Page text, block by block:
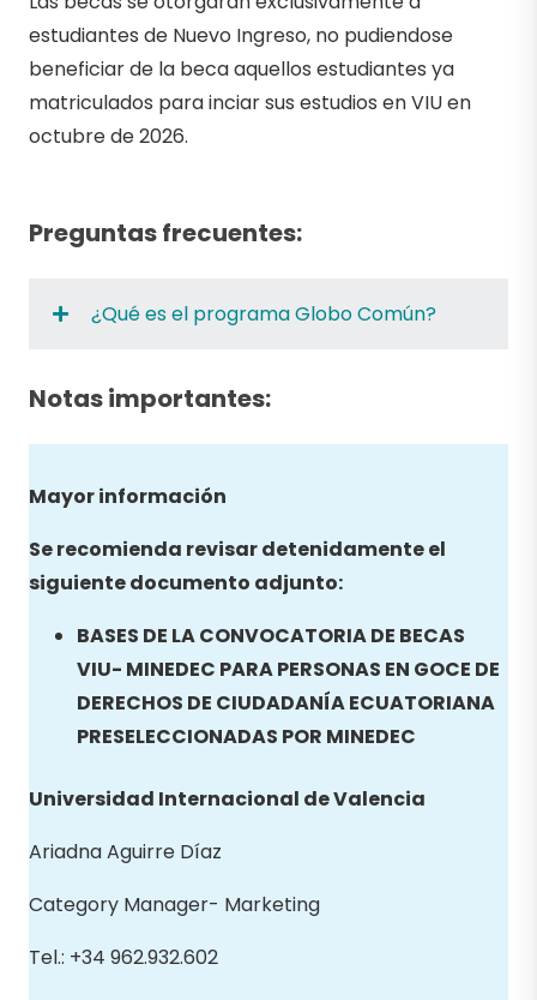
estudiantes de Nuevo Ingreso, no pudiendose
beneficiar de la beca aquellos estudiantes ya
matriculados para inciar sus estudios en VIU en
octubre de 2026.
Preguntas frecuentes:
¿Qué es el programa Globo Común?
Notas importantes:
Mayor información
Se recomienda revisar detenidamente el
siguiente documento adjunto:
BASES DE LA CONVOCATORIA DE BECAS
VIU- MINEDEC PARA PERSONAS EN GOCE DE
DERECHOS DE CIUDADANÍA ECUATORIANA
PRESELECCIONADAS POR MINEDEC
Universidad Internacional de Valencia
Ariadna Aguirre Díaz
Category Manager- Marketing
Tel.: +34 962.932.602